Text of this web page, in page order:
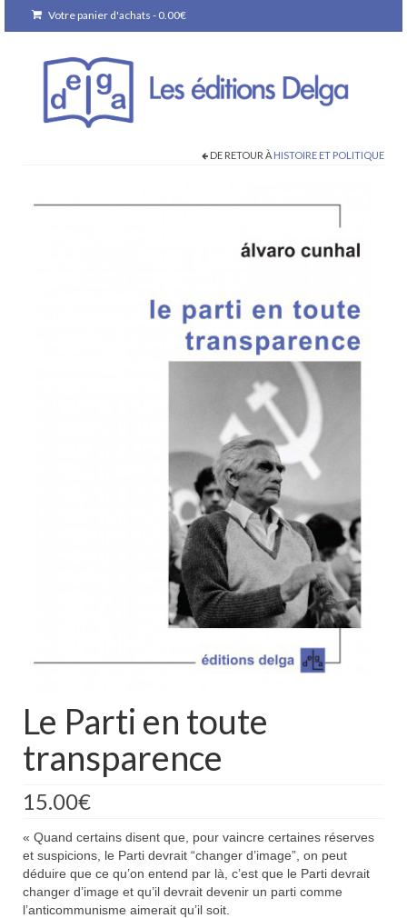
Votre panier d'achats - 0.00€
DE RETOUR À HISTOIRE ET POLITIQUE
Le Parti en toute
transparence
15.00€
« Quand certains disent que, pour vaincre certaines réserves
et suspicions, le Parti devrait “changer d’image”, on peut
déduire que ce qu’on entend par là, c’est que le Parti devrait
changer d’image et qu’il devrait devenir un parti comme
l’anticommunisme aimerait qu’il soit.